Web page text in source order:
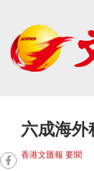
六成海外
香港文匯報 要聞